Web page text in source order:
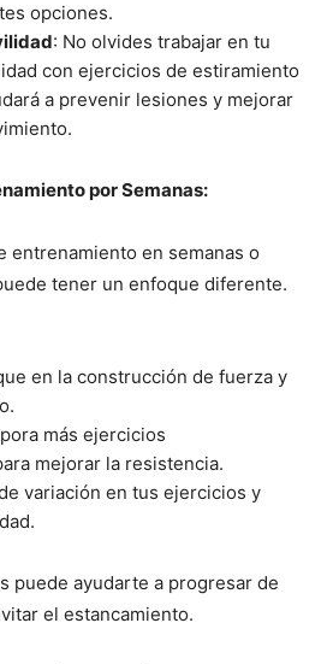
opciones.
: No olvides trabajar en tu
con ejercicios de estiramiento
a prevenir lesiones y mejorar
por Semanas:
entrenamiento en semanas o
tener un enfoque diferente.
en la construcción de fuerza y
más ejercicios
mejorar la resistencia.
variación en tus ejercicios y
puede ayudarte a progresar de
el estancamiento.